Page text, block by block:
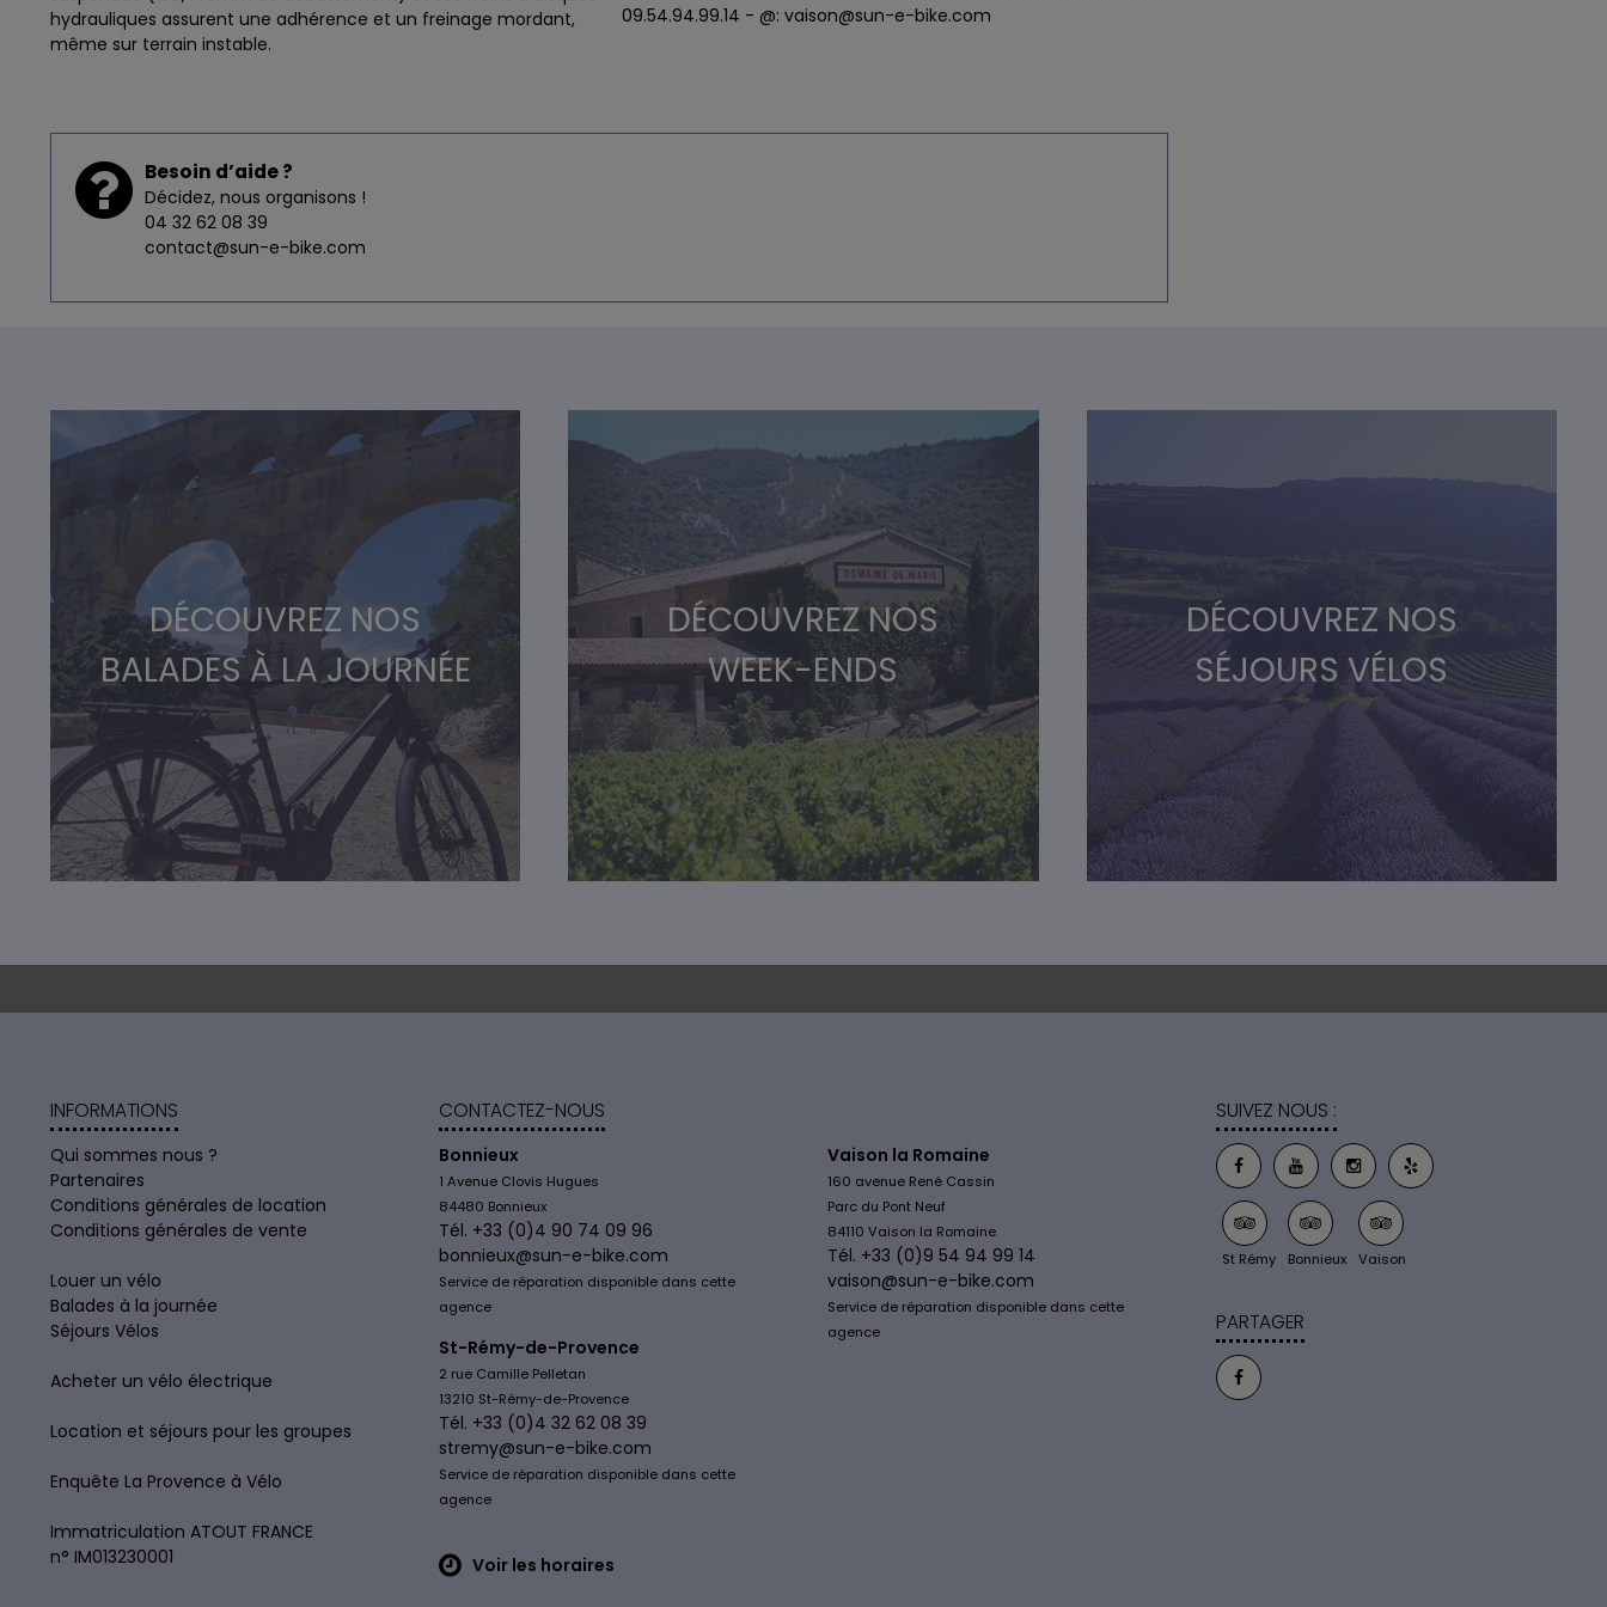
hydrauliques assurent une adhérence et un freinage mordant,
même sur terrain instable.
09.54.94.99.14 - @: vaison@sun-e-bike.com
Besoin d’aide ?
Décidez, nous organisons !
04 32 62 08 39
contact@sun-e-bike.com
DÉCOUVREZ NOS
BALADES À LA JOURNÉE
DÉCOUVREZ NOS
WEEK-ENDS
DÉCOUVREZ NOS
SÉJOURS VÉLOS
INFORMATIONS
Qui sommes nous ?
Partenaires
Conditions générales de location
Conditions générales de vente
Louer un vélo
Balades à la journée
Séjours Vélos
Acheter un vélo électrique
Location et séjours pour les groupes
Enquête La Provence à Vélo
Immatriculation ATOUT FRANCE
n° IM013230001
CONTACTEZ-NOUS
Bonnieux
1 Avenue Clovis Hugues
84480 Bonnieux
Tél. +33 (0)4 90 74 09 96
bonnieux@sun-e-bike.com
Service de réparation disponible dans cette
agence
St-Rémy-de-Provence
2 rue Camille Pelletan
13210 St-Rémy-de-Provence
Tél. +33 (0)4 32 62 08 39
stremy@sun-e-bike.com
Service de réparation disponible dans cette
agence
Voir les horaires
Vaison la Romaine
160 avenue René Cassin
Parc du Pont Neuf
84110 Vaison la Romaine
Tél. +33 (0)9 54 94 99 14
vaison@sun-e-bike.com
Service de réparation disponible dans cette
agence
SUIVEZ NOUS :
St Rémy Bonnieux Vaison
PARTAGER